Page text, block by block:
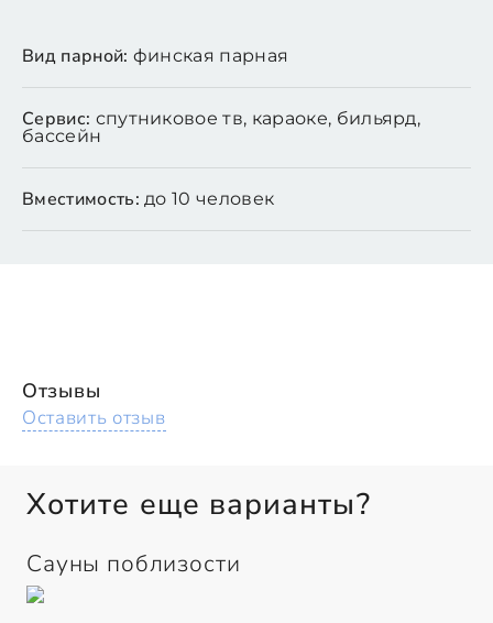
Вид парной: финская парная
Сервис: спутниковое тв, караоке, бильярд,
бассейн
Вместимость: до 10 человек
Отзывы
Оставить отзыв
Хотите еще варианты?
Сауны поблизости